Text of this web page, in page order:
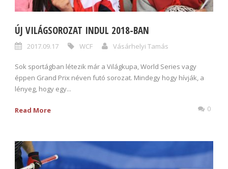
ÚJ VILÁGSOROZAT INDUL 2018-BAN
2017.09.17 WCF Vásárhelyi Tamás
Sok sportágban létezik már a Világkupa, World Series vagy
éppen Grand Prix néven futó sorozat. Mindegy hogy hívják, a
lényeg, hogy egy...
Read More 0